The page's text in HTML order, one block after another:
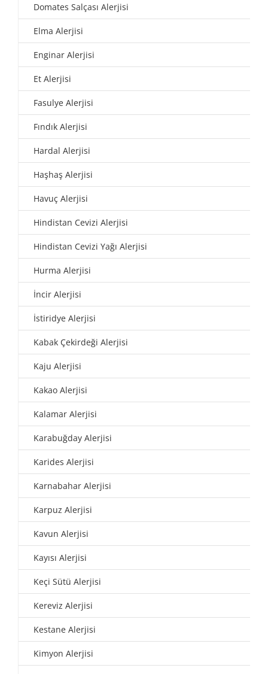
Domates Salçası Alerjisi
Elma Alerjisi
Enginar Alerjisi
Et Alerjisi
Fasulye Alerjisi
Fındık Alerjisi
Hardal Alerjisi
Haşhaş Alerjisi
Havuç Alerjisi
Hindistan Cevizi Alerjisi
Hindistan Cevizi Yağı Alerjisi
Hurma Alerjisi
İncir Alerjisi
İstiridye Alerjisi
Kabak Çekirdeği Alerjisi
Kaju Alerjisi
Kakao Alerjisi
Kalamar Alerjisi
Karabuğday Alerjisi
Karides Alerjisi
Karnabahar Alerjisi
Karpuz Alerjisi
Kavun Alerjisi
Kayısı Alerjisi
Keçi Sütü Alerjisi
Kereviz Alerjisi
Kestane Alerjisi
Kimyon Alerjisi